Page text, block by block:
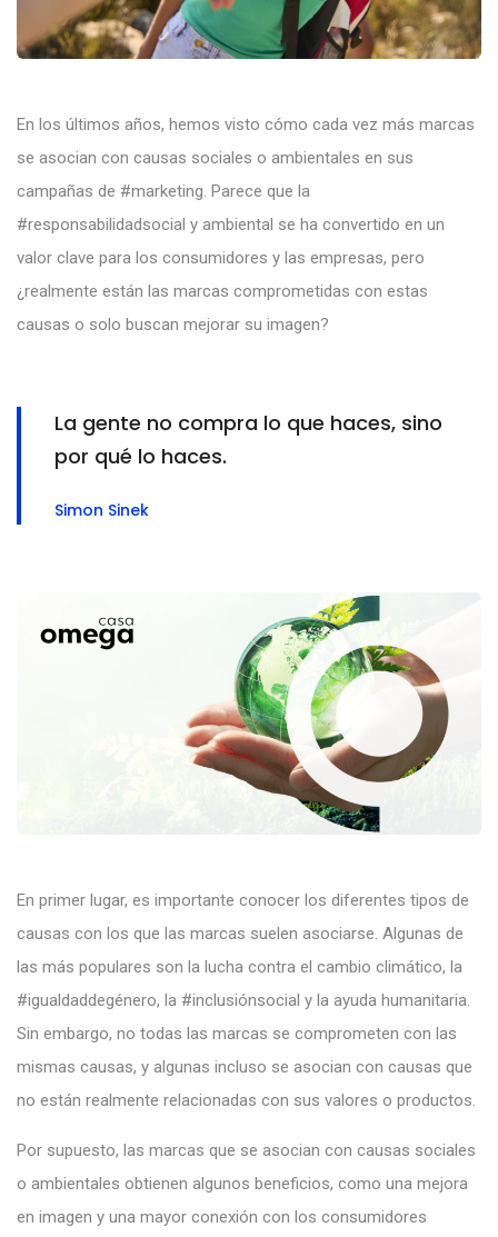
En los últimos años, hemos visto cómo cada vez más marcas
se asocian con causas sociales o ambientales en sus
campañas de #marketing. Parece que la
#responsabilidadsocial y ambiental se ha convertido en un
valor clave para los consumidores y las empresas, pero
¿realmente están las marcas comprometidas con estas
causas o solo buscan mejorar su imagen?
La gente no compra lo que haces, sino
por qué lo haces.
Simon Sinek
En primer lugar, es importante conocer los diferentes tipos de
causas con los que las marcas suelen asociarse. Algunas de
las más populares son la lucha contra el cambio climático, la
#igualdaddegénero, la #inclusiónsocial y la ayuda humanitaria.
Sin embargo, no todas las marcas se comprometen con las
mismas causas, y algunas incluso se asocian con causas que
no están realmente relacionadas con sus valores o productos.
Por supuesto, las marcas que se asocian con causas sociales
o ambientales obtienen algunos beneficios, como una mejora
en imagen y una mayor conexión con los consumidores